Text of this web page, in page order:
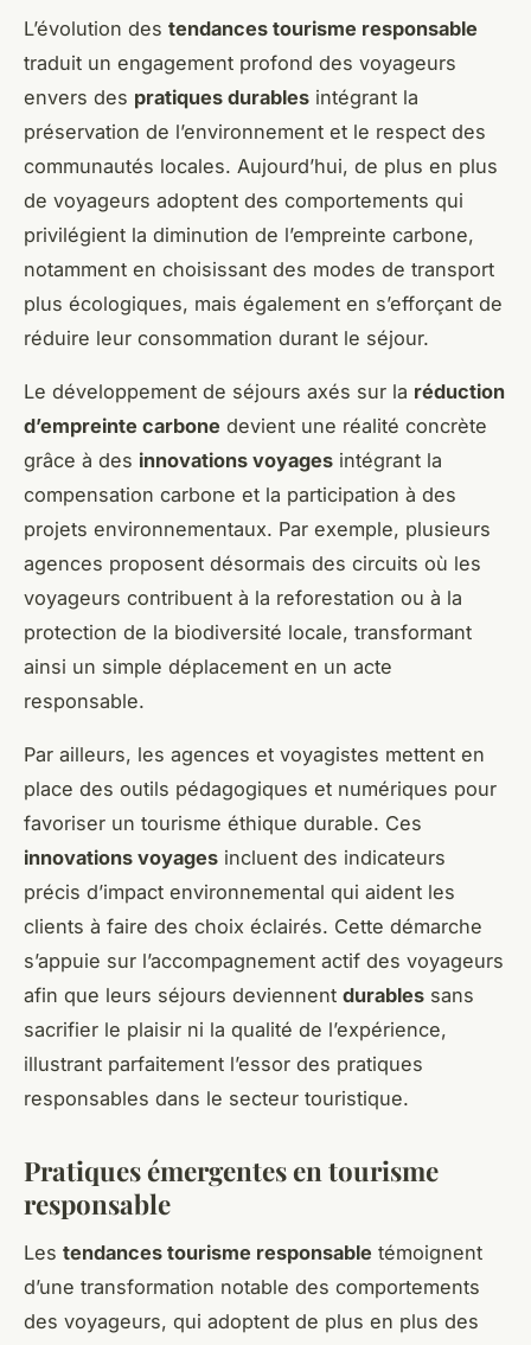
L’évolution des tendances tourisme responsable
traduit un engagement profond des voyageurs
envers des pratiques durables intégrant la
préservation de l’environnement et le respect des
communautés locales. Aujourd’hui, de plus en plus
de voyageurs adoptent des comportements qui
privilégient la diminution de l’empreinte carbone,
notamment en choisissant des modes de transport
plus écologiques, mais également en s’efforçant de
réduire leur consommation durant le séjour.
Le développement de séjours axés sur la réduction
d’empreinte carbone devient une réalité concrète
grâce à des innovations voyages intégrant la
compensation carbone et la participation à des
projets environnementaux. Par exemple, plusieurs
agences proposent désormais des circuits où les
voyageurs contribuent à la reforestation ou à la
protection de la biodiversité locale, transformant
ainsi un simple déplacement en un acte
responsable.
Par ailleurs, les agences et voyagistes mettent en
place des outils pédagogiques et numériques pour
favoriser un tourisme éthique durable. Ces
innovations voyages incluent des indicateurs
précis d’impact environnemental qui aident les
clients à faire des choix éclairés. Cette démarche
s’appuie sur l’accompagnement actif des voyageurs
afin que leurs séjours deviennent durables sans
sacrifier le plaisir ni la qualité de l’expérience,
illustrant parfaitement l’essor des pratiques
responsables dans le secteur touristique.
Pratiques émergentes en tourisme
responsable
Les tendances tourisme responsable témoignent
d’une transformation notable des comportements
des voyageurs, qui adoptent de plus en plus des